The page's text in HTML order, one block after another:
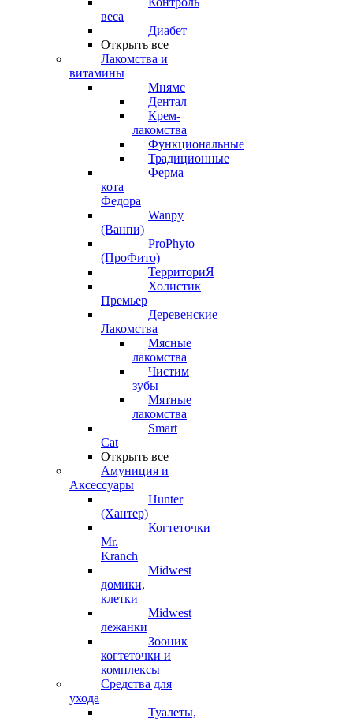
веса
Диабет
Открыть все
Лакомства и
витамины
Мнямс
Дентал
Крем-
лакомства
Функциональные
Традиционные
Ферма
кота
Федора
Wanpy
(Ванпи)
ProPhyto
(ПроФито)
ТерриториЯ
Холистик
Премьер
Деревенские
Лакомства
Мясные
лакомства
Чистим
зубы
Мятные
лакомства
Smart
Cat
Открыть все
Амуниция и
Аксессуары
Hunter
(Хантер)
Когтеточки
Mr.
Kranch
Midwest
домики,
клетки
Midwest
лежанки
Зооник
когтеточки и
комплексы
Средства для
ухода
Туалеты,